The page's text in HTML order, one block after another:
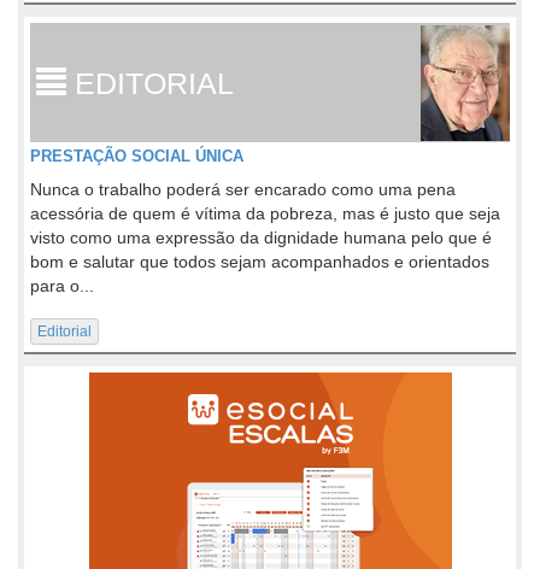
EDITORIAL
PRESTAÇÃO SOCIAL ÚNICA
Nunca o trabalho poderá ser encarado como uma pena
acessória de quem é vítima da pobreza, mas é justo que seja
visto como uma expressão da dignidade humana pelo que é
bom e salutar que todos sejam acompanhados e orientados
para o...
Editorial